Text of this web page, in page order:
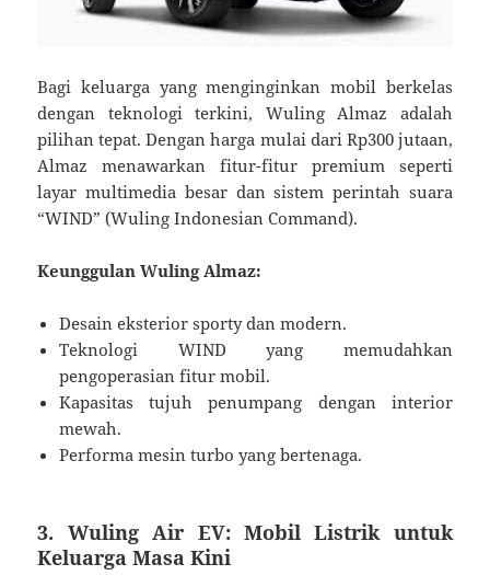
Bagi keluarga yang menginginkan mobil berkelas
dengan teknologi terkini, Wuling Almaz adalah
pilihan tepat. Dengan harga mulai dari Rp300 jutaan,
Almaz menawarkan fitur-fitur premium seperti
layar multimedia besar dan sistem perintah suara
“WIND” (Wuling Indonesian Command).
Keunggulan Wuling Almaz:
Desain eksterior sporty dan modern.
Teknologi WIND yang memudahkan
pengoperasian fitur mobil.
Kapasitas tujuh penumpang dengan interior
mewah.
Performa mesin turbo yang bertenaga.
3. Wuling Air EV: Mobil Listrik untuk
Keluarga Masa Kini